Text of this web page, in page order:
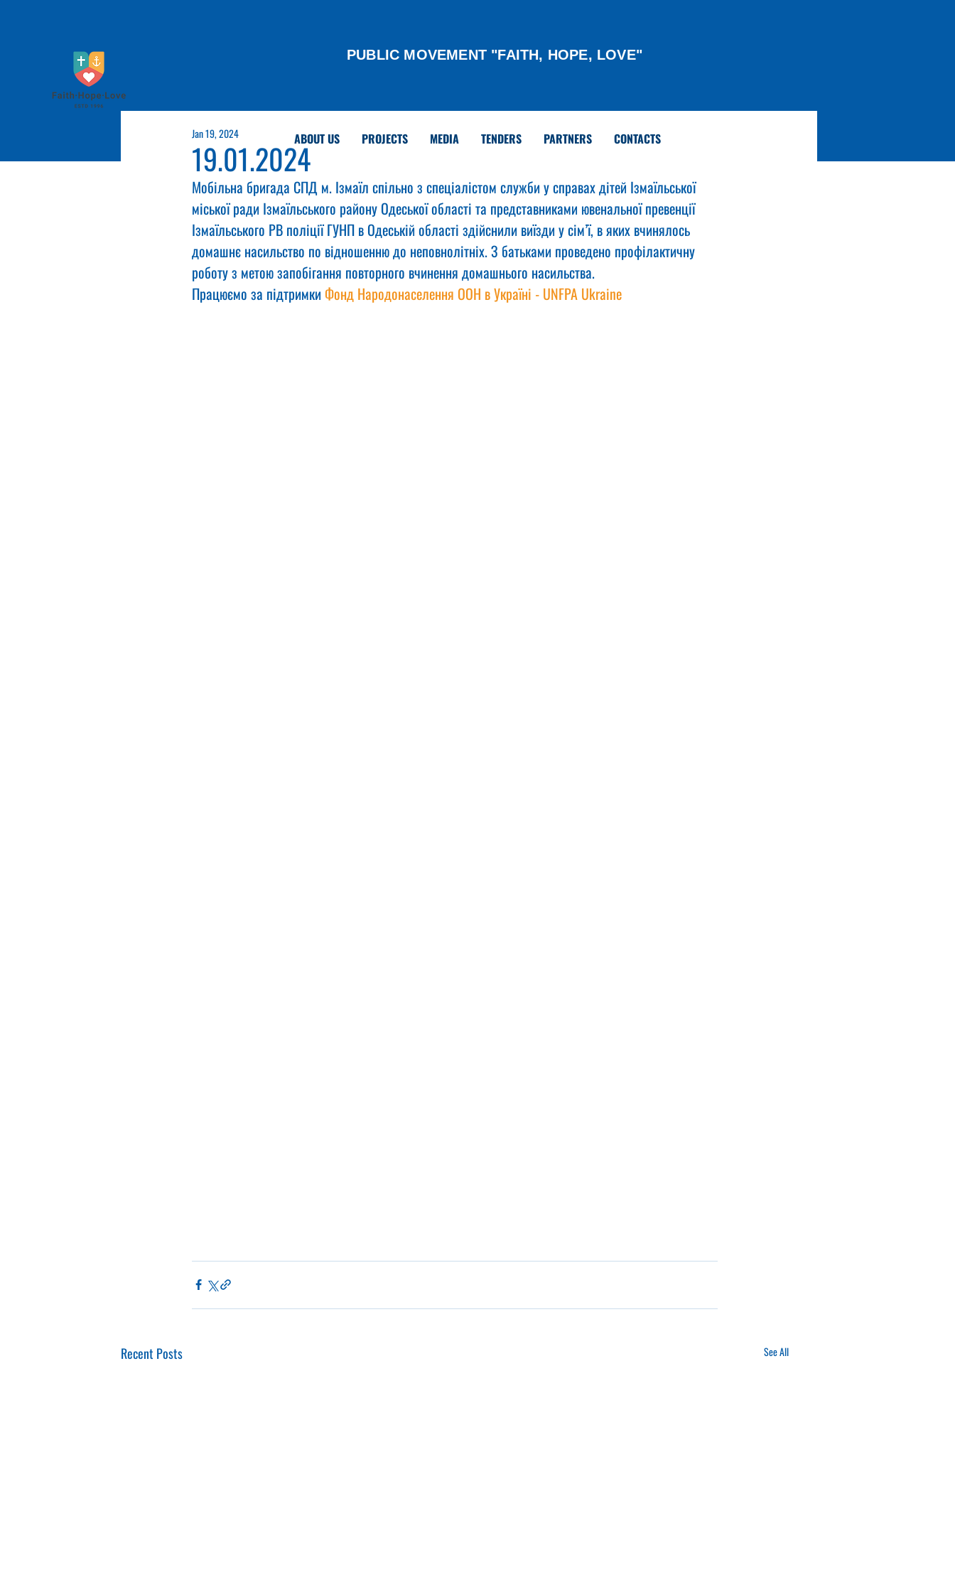
PUBLIC MOVEMENT "FAITH, HOPE, LOVE"
ABOUT US PROJECTS MEDIA TENDERS PARTNERS CONTACTS
19.01.2024
Jan 19, 2024
Мобільна бригада СПД м. Ізмаїл спільно з спеціалістом служби у справах дітей Ізмаїльської
міської ради Ізмаїльського району Одеської області та представниками ювенальної превенції
Ізмаїльського РВ поліції ГУНП в Одеській області здійснили виїзди у сім’ї, в яких вчинялось
домашнє насильство по відношенню до неповнолітніх. З батьками проведено профілактичну
роботу з метою запобігання повторного вчинення домашнього насильства.
Працюємо за підтримки Фонд Народонаселення ООН в Україні - UNFPA Ukraine
Recent Posts See All